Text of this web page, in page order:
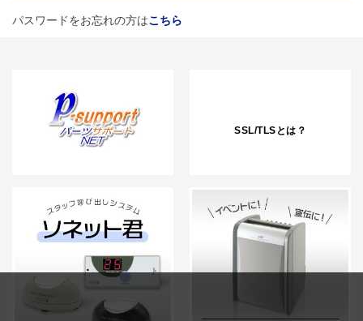
パスワードをお忘れの方はこちら
SSL/TLSとは？